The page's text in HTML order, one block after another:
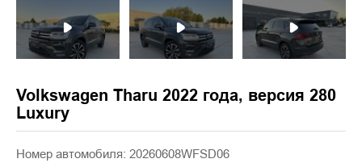
Volkswagen Tharu 2022 года, версия 280
Luxury
Номер автомобиля: 20260608WFSD06